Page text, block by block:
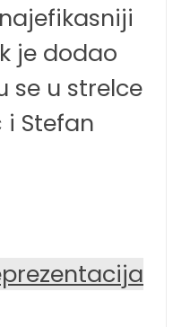
je dodao
se u strelce
i Stefan